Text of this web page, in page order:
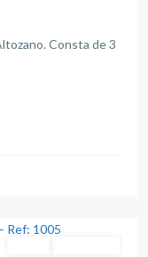
Consta de 3